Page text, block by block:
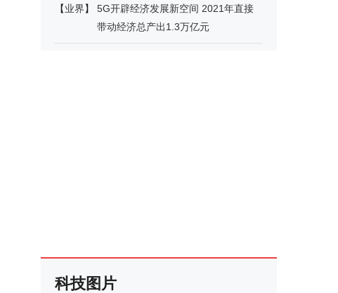
【业界】
5G开辟经济发展新空间 2021年直接
带动经济总产出1.3万亿元
科技图片